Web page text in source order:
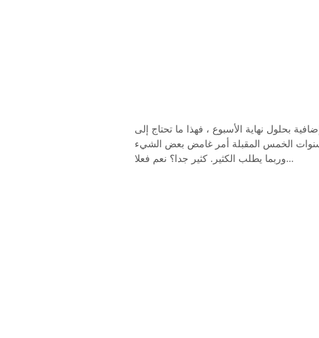
على محددة. إذا كنت بحاجة إلى 100 دولار إضافية بحلول نهاية الأسبوع ، فهذا ما تحتاج إلى
الخمس المقبلة أمر غامض بعض الشيء
وربما يطلب الكثير. كثير جدا؟ نعم فعلا…